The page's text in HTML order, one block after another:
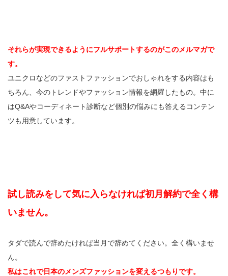
それらが実現できるようにフルサポートするのがこのメルマガで
す。
ユニクロなどのファストファッションでおしゃれをする内容はも
ちろん、今のトレンドやファッション情報を網羅したもの。中に
はQ&Aやコーディネート診断など個別の悩みにも答えるコンテン
ツも用意しています。
試し読みをして気に入らなければ初月解約で全く構
いません。
タダで読んで辞めたければ当月で辞めてください。全く構いませ
ん。
私はこれで日本のメンズファッションを変えるつもりです。